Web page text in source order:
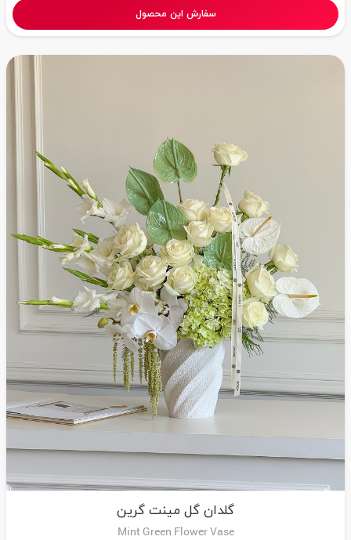
سفارش این محصول
گلدان گل مینت گرین
Mint Green Flower Vase